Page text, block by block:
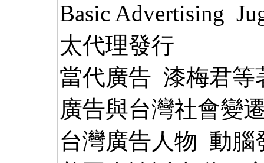
Basic Advertising
太代理發行
當代廣告 漆梅君
廣告與台灣社會變
台灣廣告人物 動腦